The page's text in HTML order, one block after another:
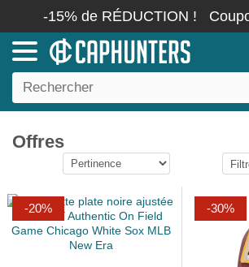
-15% de RÉDUCTION !
Offres
-20% -30%